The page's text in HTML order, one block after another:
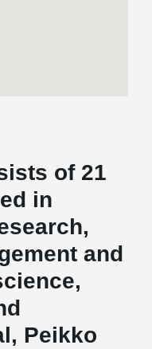
of 21
in
and
Peikko